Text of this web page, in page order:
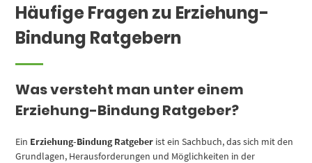
Häufige Fragen zu Erziehung-
Bindung Ratgebern
Was versteht man unter einem
Erziehung-Bindung Ratgeber?
Ein Erziehung-Bindung Ratgeber ist ein Sachbuch, das sich mit den
Grundlagen, Herausforderungen und Möglichkeiten in der